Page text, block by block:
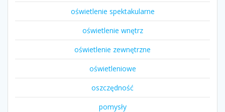
oświetlenie spektakularne
oświetlenie wnętrz
oświetlenie zewnętrzne
oświetleniowe
oszczędność
pomysły